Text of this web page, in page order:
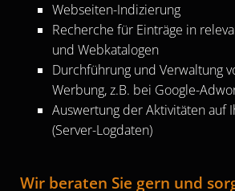
Webseiten-Indizierung
Recherche für Einträge in
und Webkatalogen
Durchführung und Verwaltung
Werbung, z.B. bei Google-
Auswertung der Aktivitäten auf
(Server-Logdaten)
Wir beraten Sie gern und